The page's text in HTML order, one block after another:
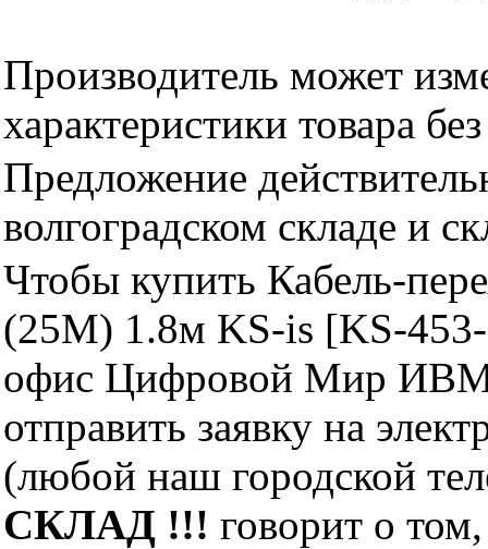
Производитель может
характеристики товара
Предложение
волгоградском складе и
Чтобы купить Кабель-
(25M) 1.8м KS-is [KS-453-
офис Цифровой Мир ИВМ
отправить заявку на
(любой наш городской
СКЛАД !!! говорит о